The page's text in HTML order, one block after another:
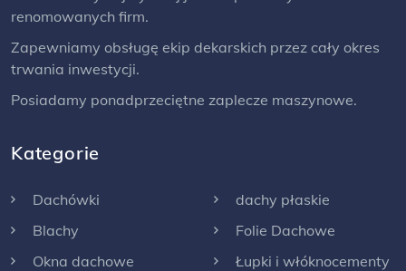
renomowanych firm.
Zapewniamy obsługę ekip dekarskich przez cały okres
trwania inwestycji.
Posiadamy ponadprzeciętne zaplecze maszynowe.
Kategorie
Dachówki
Blachy
Okna dachowe
dachy płaskie
Folie Dachowe
Łupki i włóknocementy